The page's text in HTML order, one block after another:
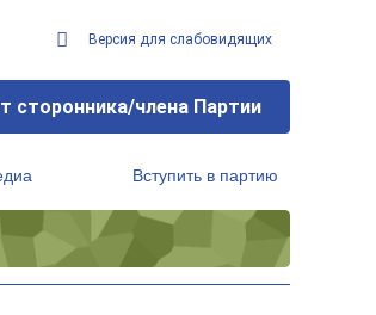
Версия для слабовидящих
сторонника/члена Партии
Вступить в партию